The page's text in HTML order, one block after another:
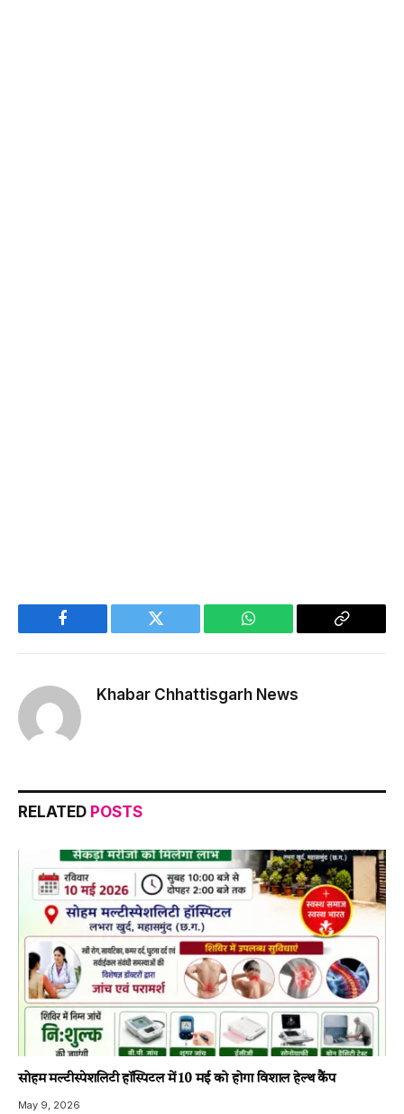
Facebook Twitter WhatsApp
Copy
Khabar Chhattisgarh News
RELATED POSTS
सोहम मल्टीस्पेशलिटी हॉस्पिटल में 10 मई को होगा विशाल हेल्थ कैंप
May 9, 2026